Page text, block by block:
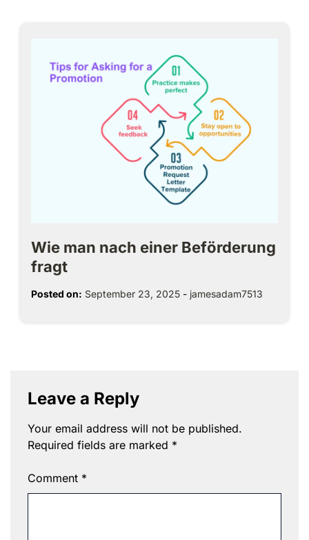
Wie man nach einer Beförderung
fragt
Posted on: September 23, 2025 - jamesadam7513
Leave a Reply
Your email address will not be published.
Required fields are marked *
Comment *